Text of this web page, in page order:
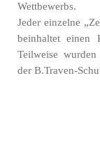
Wettbewerbs.
Jeder einzelne
beinhaltet einen
Teilweise
der B.Traven-